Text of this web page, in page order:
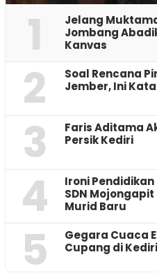
1
Jelang
Jombang
Kanvas
2
‎Soal Rencana
Jember, Ini
3
Faris Aditama
Persik Kediri
4
Ironi
SDN
Murid Baru
5
‎Gegara Cuaca
Cupang di